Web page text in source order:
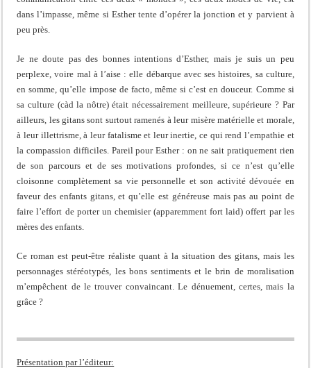
dans l’impasse, même si Esther tente d’opérer la jonction et y parvient à
peu près.
Je ne doute pas des bonnes intentions d’Esther, mais je suis un peu
perplexe, voire mal à l’aise : elle débarque avec ses histoires, sa culture,
en somme, qu’elle impose de facto, même si c’est en douceur. Comme si
sa culture (càd la nôtre) était nécessairement meilleure, supérieure ? Par
ailleurs, les gitans sont surtout ramenés à leur misère matérielle et morale,
à leur illettrisme, à leur fatalisme et leur inertie, ce qui rend l’empathie et
la compassion difficiles. Pareil pour Esther : on ne sait pratiquement rien
de son parcours et de ses motivations profondes, si ce n’est qu’elle
cloisonne complètement sa vie personnelle et son activité dévouée en
faveur des enfants gitans, et qu’elle est généreuse mais pas au point de
faire l’effort de porter un chemisier (apparemment fort laid) offert par les
mères des enfants.
Ce roman est peut-être réaliste quant à la situation des gitans, mais les
personnages stéréotypés, les bons sentiments et le brin de moralisation
m’empêchent de le trouver convaincant. Le dénuement, certes, mais la
grâce ?
Présentation par l’éditeur: